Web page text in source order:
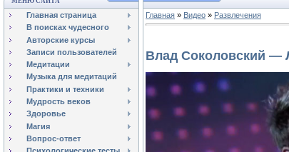
Главная страница
В поисках чудесного
Авторские курсы
Записи пользователей
Медитации
Музыка для медитаций
Практики и техники
Мудрость веков
Здоровье
Магия
Вопрос-ответ
Главная » Видео » Развлечения
Влад Соколовский —